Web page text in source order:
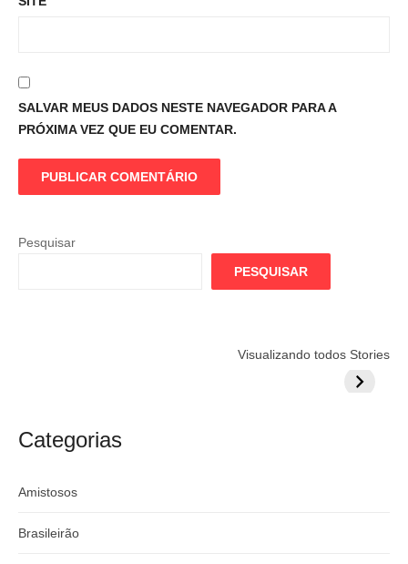
SALVAR MEUS DADOS NESTE NAVEGADOR PARA A
PRÓXIMA VEZ QUE EU COMENTAR.
Pesquisar
PESQUISAR
Visualizando todos Stories
argentino
Globo quer
Lesão
do
Categorias
Amistosos
Brasileirão